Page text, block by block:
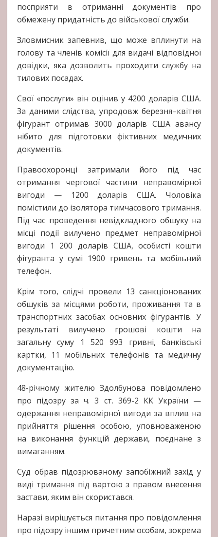
посприяти в отриманні документів про
обмежену придатність до військової служби.
Зловмисник запевнив, що може вплинути на
голову та членів комісії для видачі відповідної
довідки, яка дозволить проходити службу на
тилових посадах.
Свої «послуги» він оцінив у 4200 доларів США.
За даними слідства, упродовж березня–квітня
фігурант отримав 3000 доларів США авансу
нібито для підготовки фіктивних медичних
документів.
Правоохоронці затримали його під час
отримання чергової частини неправомірної
вигоди — 1200 доларів США. Чоловіка
помістили до ізолятора тимчасового тримання.
Під час проведення невідкладного обшуку на
місці події вилучено предмет неправомірної
вигоди 1 200 доларів США, особисті кошти
фігуранта у сумі 1900 гривень та мобільний
телефон.
Крім того, слідчі провели 13 санкціонованих
обшуків за місцями роботи, проживання та в
транспортних засобах основних фігурантів. У
результаті вилучено грошові кошти на
загальну суму 1 520 993 гривні, банківські
картки, 11 мобільних телефонів та медичну
документацію.
48-річному жителю Здолбунова повідомлено
про підозру за ч. 3 ст. 369-2 КК України —
одержання неправомірної вигоди за вплив на
прийняття рішення особою, уповноваженою
на виконання функцій держави, поєднане з
вимаганням.
Суд обрав підозрюваному запобіжний захід у
виді тримання під вартою з правом внесення
застави, яким він скористався.
Наразі вирішується питання про повідомлення
про підозру іншим причетним особам, зокрема